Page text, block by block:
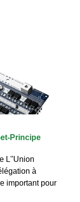
Principe
L''Union
à
important pour